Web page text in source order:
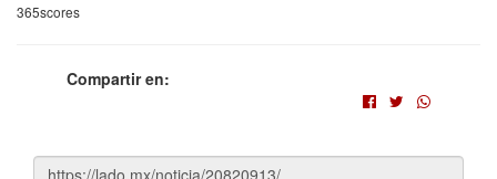
365scores
Compartir en: